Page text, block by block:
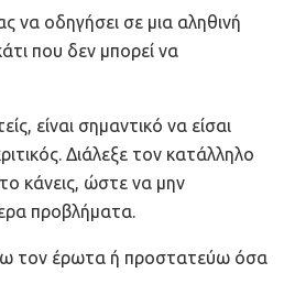
να οδηγήσει σε μια αληθινή
που δεν μπορεί να
είναι σημαντικό να είσαι
Διάλεξε τον κατάλληλο
κάνεις, ώστε να μην
προβλήματα.
τον έρωτα ή προστατεύω όσα